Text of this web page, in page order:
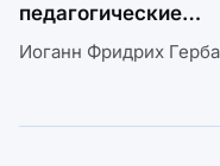
педагогические
сочинения. Том 1
Иоганн Фридрих